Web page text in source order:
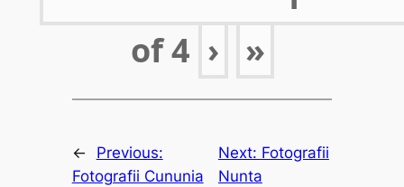
of4 › »
←
Previous:
Fotografii Cununia
Next: Fotografii
Nunta